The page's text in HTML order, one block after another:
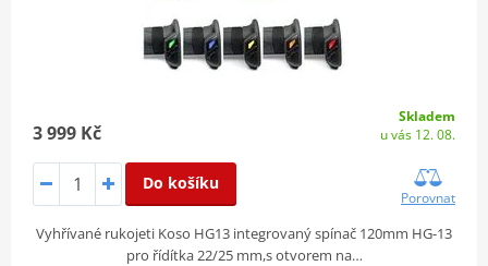
3 999 Kč
Skladem
u vás 12. 08.
Do košíku
Porovnat
Vyhřívané rukojeti Koso HG13 integrovaný spínač 120mm HG-13
pro řídítka 22/25 mm,s otvorem na…